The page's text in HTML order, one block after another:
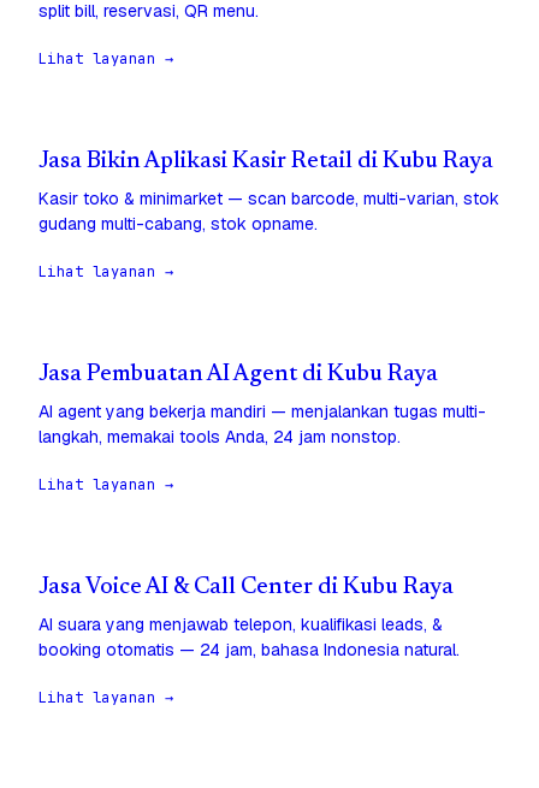
split bill, reservasi, QR menu.
Lihat layanan →
Jasa Bikin Aplikasi Kasir Retail di Kubu Raya
Kasir toko & minimarket — scan barcode, multi-varian, stok
gudang multi-cabang, stok opname.
Lihat layanan →
Jasa Pembuatan AI Agent di Kubu Raya
AI agent yang bekerja mandiri — menjalankan tugas multi-
langkah, memakai tools Anda, 24 jam nonstop.
Lihat layanan →
Jasa Voice AI & Call Center di Kubu Raya
AI suara yang menjawab telepon, kualifikasi leads, &
booking otomatis — 24 jam, bahasa Indonesia natural.
Lihat layanan →